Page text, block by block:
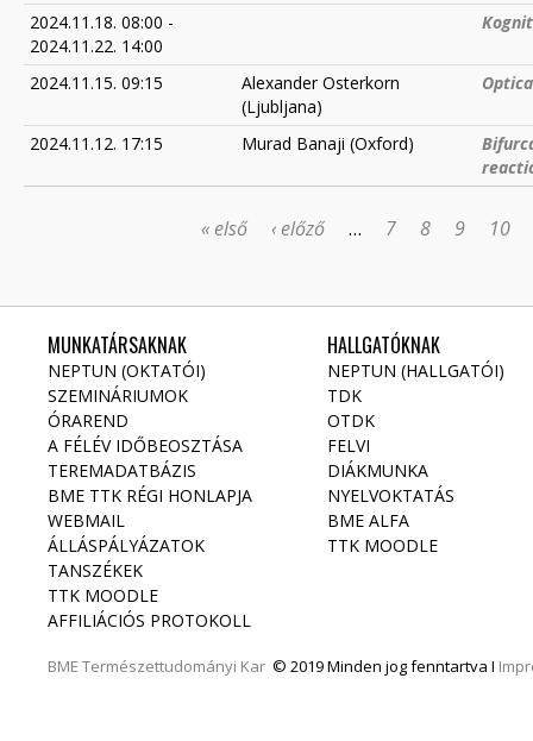
2024.11.18. 08:00 -
2024.11.22. 14:00
2024.11.15. 09:15
Alexander Osterkorn
(Ljubljana)
2024.11.12. 17:15 Murad Banaji (Oxford)
« első ‹ előző … 7 8 9 10
MUNKATÁRSAKNAK
NEPTUN (OKTATÓI)
SZEMINÁRIUMOK
ÓRAREND
A FÉLÉV IDŐBEOSZTÁSA
TEREMADATBÁZIS
BME TTK RÉGI HONLAPJA
WEBMAIL
ÁLLÁSPÁLYÁZATOK
TANSZÉKEK
TTK MOODLE
AFFILIÁCIÓS PROTOKOLL
BME Természettudományi Kar © 2019 Minden jog fenntartva I
HALLGATÓKNAK
NEPTUN (HALLGATÓI)
TDK
OTDK
FELVI
DIÁKMUNKA
NYELVOKTATÁS
BME ALFA
TTK MOODLE